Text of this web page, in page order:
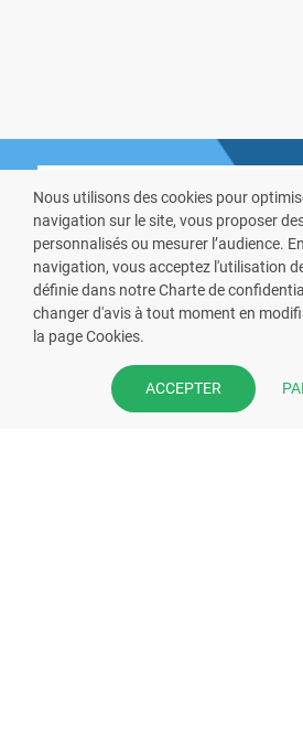
VOUS ÊTES
Prenez la main sur votre
pharmacie et offrez à
l’application mobile de
Nous utilisons des cookies pour
navigation sur le site, vous proposer
personnalisés ou mesurer l’audience.
navigation, vous acceptez l'utilisation
définie dans notre Charte de
changer d'avis à tout moment en
la page Cookies.
ACCEPTER